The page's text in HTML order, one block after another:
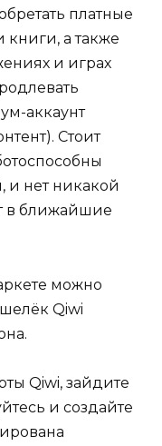
платные
а также
и играх
аккаунт
Стоит
и нет никакой
в ближайшие
можно
Qiwi
Qiwi, зайдите
и создайте